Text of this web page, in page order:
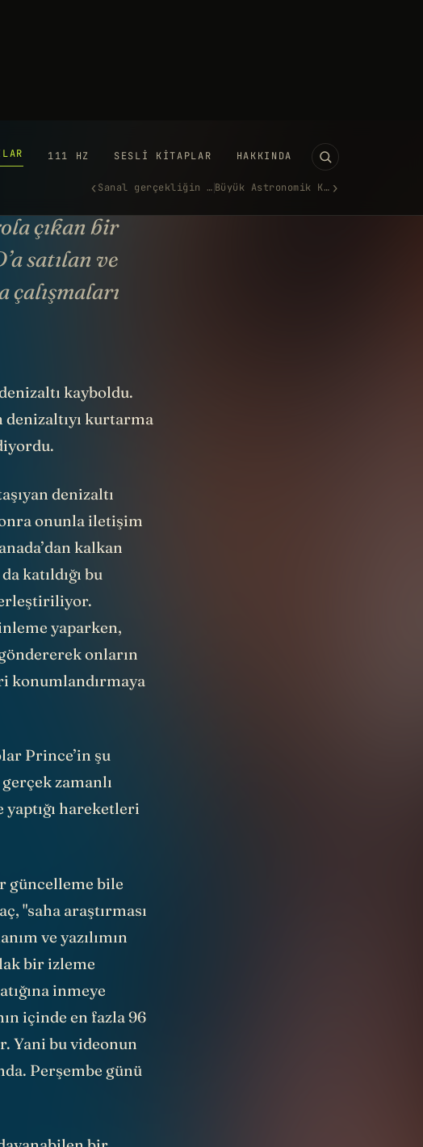
YOUTUBE'DA IZLE →
çıkan bir
satılan ve
kayboldu.
kurtarma
denizaltı
onunla iletişim
kalkan
katıldığı bu
yaparken,
onların
konumlandırmaya
Prince’in şu
zamanlı
hareketleri
"saha araştırması
ve yazılımın
bir izleme
inmeye
içinde en fazla 96
Yani bu videonun
Perşembe günü
bir